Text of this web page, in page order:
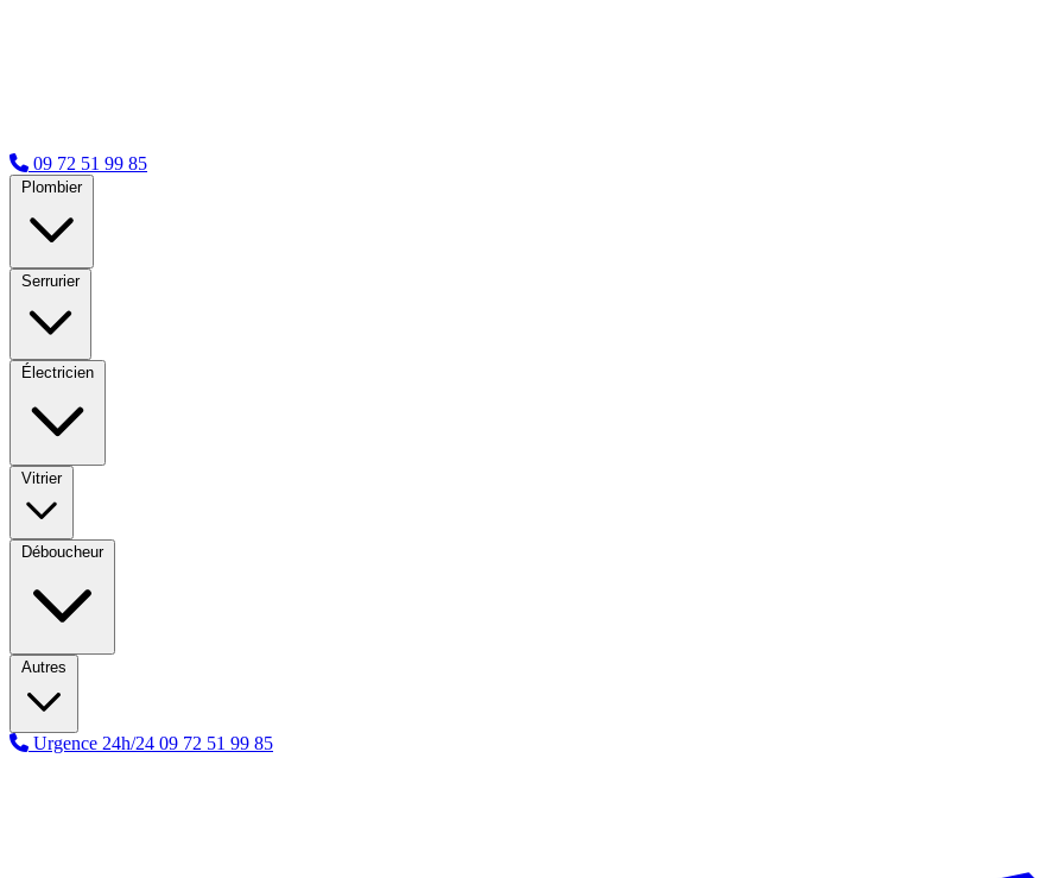
09 72 51 99 85
Plombier
Serrurier
Électricien
Vitrier
Déboucheur
Autres
Urgence 24h/24 09 72 51 99 85